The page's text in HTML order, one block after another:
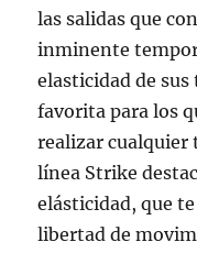
las salidas que
inminente
elasticidad de sus
favorita para los
realizar cualquier
línea Strike
elásticidad, que
libertad de